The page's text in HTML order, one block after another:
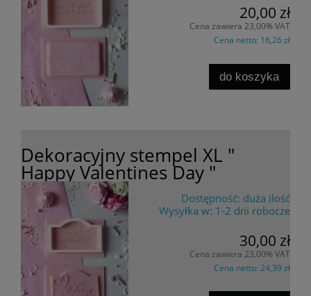
20,00 zł
Cena zawiera 23,00% VAT
Cena netto: 16,26 zł
do koszyka
Dekoracyjny stempel XL "
Happy Valentines Day "
Dostępność: duża ilość
Wysyłka w: 1-2 dni robocze
30,00 zł
Cena zawiera 23,00% VAT
Cena netto: 24,39 zł